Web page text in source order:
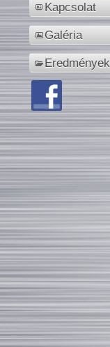
Kapcsolat
Galéria
Eredmények